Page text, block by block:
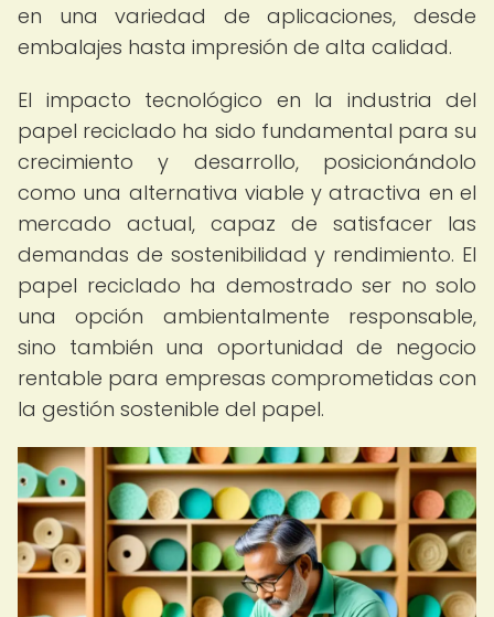
en una variedad de aplicaciones, desde
embalajes hasta impresión de alta calidad.
El impacto tecnológico en la industria del
papel reciclado ha sido fundamental para su
crecimiento y desarrollo, posicionándolo
como una alternativa viable y atractiva en el
mercado actual, capaz de satisfacer las
demandas de sostenibilidad y rendimiento. El
papel reciclado ha demostrado ser no solo
una opción ambientalmente responsable,
sino también una oportunidad de negocio
rentable para empresas comprometidas con
la gestión sostenible del papel.